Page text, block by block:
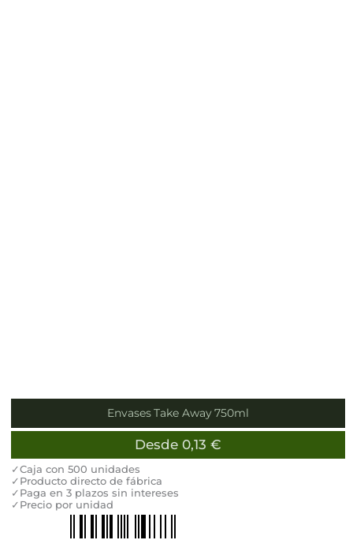
Envases Take Away 750ml
Desde 0,13 €
✓Caja con 500 unidades
✓Producto directo de fábrica
✓Paga en 3 plazos sin intereses
✓Precio por unidad